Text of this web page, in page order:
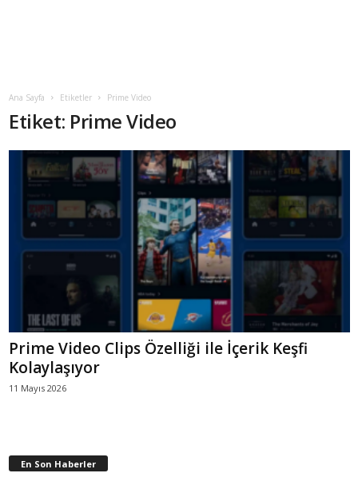
Ana Sayfa Etiketler Prime Video
Etiket: Prime Video
Prime Video Clips Özelliği ile İçerik Keşfi
Kolaylaşıyor
11 Mayıs 2026
En Son Haberler